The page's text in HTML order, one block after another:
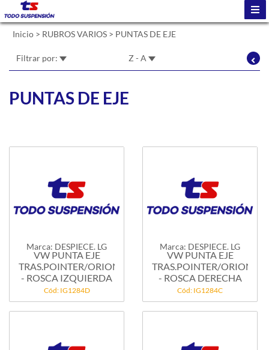
Inicio > RUBROS VARIOS > PUNTAS DE EJE
Filtrar por: Z - A
PUNTAS DE EJE
Marca: DESPIECE. LG
VW PUNTA EJE
TRAS.POINTER/ORION
- ROSCA IZQUIERDA
Cód: IG1284D
Marca: DESPIECE. LG
VW PUNTA EJE
TRAS.POINTER/ORION
- ROSCA DERECHA
Cód: IG1284C